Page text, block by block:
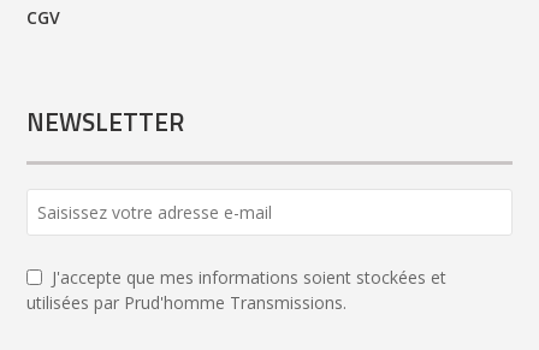
CGV
NEWSLETTER
J'accepte que mes informations soient stockées et
utilisées par Prud'homme Transmissions.